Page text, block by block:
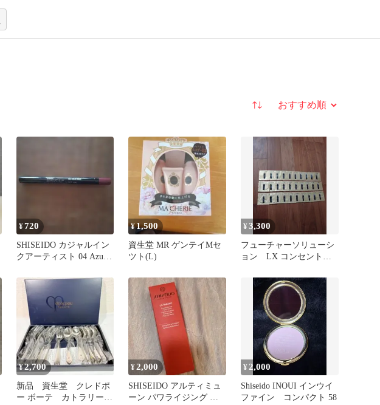
並び替え
¥720
SHISEIDO カジャルイン
クアーティスト 04 Azuki
¥1,500
資生堂 MR ゲンテイMセ
ツト(L)
¥3,300
フューチャーソリューシ
ョン LX コンセントレ
グソフナー
¥2,700
新品 資生堂 クレドポ
ー ボーテ カトラリーセ
¥2,000
SHISEIDO アルティミュ
ーン パワライジング ハ
¥ 2,000
Shiseido INOUI インウイ
ファイン コンパクト 58